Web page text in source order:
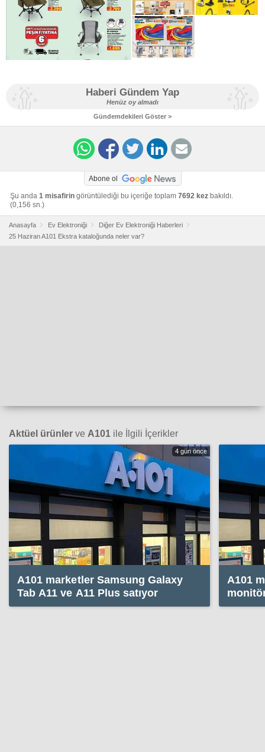
Haberi Gündem Yap
Henüz oy almadı
Gündemdekileri Göster >
Abone ol
Şu anda 1 misafirin görüntülediği bu içeriğe toplam 7692 kez bakıldı.
(0,156 sn.)
Anasayfa Ev Elektroniği
Diğer Ev Elektroniği Haberleri
25 Haziran A101 Ekstra kataloğunda neler var?
Aktüel ürünler ve A101 ile İlgili İçerikler
4 gün önce
A101 marketler Samsung Galaxy
Tab A11 ve A11 Plus satıyor
A101
satıyor